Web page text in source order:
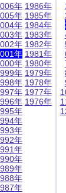
年
年
年
年
年
年
年
年
年
年
年
年
年
年
年
年
年
年
年
年
1986年
1985年
1984年
1983年
1982年
1981年
1980年
1979年
1978年
1977年
1976年